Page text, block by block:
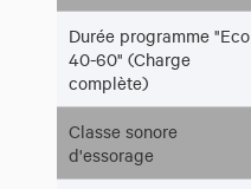
Durée programme "Eco
40-60" (Charge
complète)
Classe sonore
d'essorage